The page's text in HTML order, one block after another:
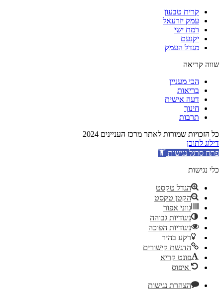
קרית טבעון
עמק יזרעאל
רמת ישי
יקנעם
מגדל העמק
שווה קריאה
הכי מעניין
בריאות
דעה אישית
חינוך
תרבות
כל הזכויות שמורות לאתר מרכז העניינים 2024
דילוג לתוכן
פתח סרגל נגישות
כלי נגישות
הגדל טקסט
הקטן טקסט
גווני אפור
ניגודיות גבוהה
ניגודיות הפוכה
רקע בהיר
הדגשת קישורים
פונט קריא
איפוס
הצהרת נגישות